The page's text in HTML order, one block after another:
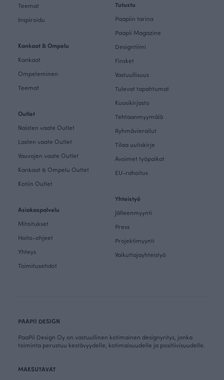
Teemat
Inspiroidu
Kankaat & Ompelu
Kankaat
Ompeleminen
Teemat
Outlet
Naisten vaate Outlet
Lasten vaate Outlet
Vauvojen vaate Outlet
Kankaat & Ompelu Outlet
Kotiin Outlet
Asiakaspalvelu
Mitoitukset
Hoito-ohjeet
Yhteys
Toimitusehdot
Tutustu
Paapiin tarina
Paapii Magazine
Designtiimi
Finsket
Vastuullisuus
Tulevat tapahtumat
Kuosikirjasto
Tehtaanmyymälä
Ryhmävierailut
Tilaa uutiskirje
Avoimet työpaikat
EU-rahoitus
Yhteistyö
Jälleenmyynti
Press
Projektimyynti
Vaikuttajayhteistyö
PAAPII DESIGN
PaaPii Design Oy on vastuullinen kotimainen designyritys, jonka
toiminta perustuu kestävyydelle, kotimaisuudelle ja positiivisuudelle.
MAKSUTAVAT